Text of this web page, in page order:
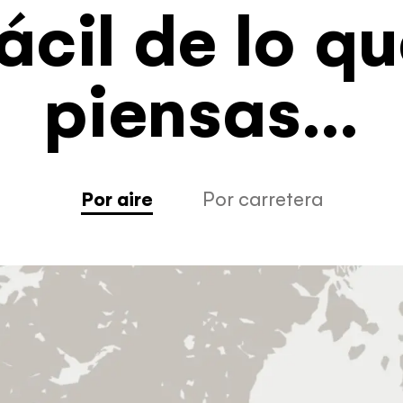
de lo
piensas…
Por aire Por carretera